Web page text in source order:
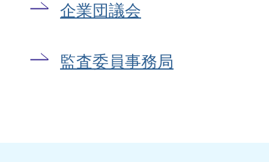
企業団議会
監査委員事務局